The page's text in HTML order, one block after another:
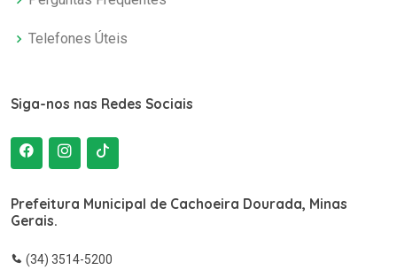
Telefones Úteis
Siga-nos nas Redes Sociais
Prefeitura Municipal de Cachoeira Dourada, Minas
Gerais.
(34) 3514-5200